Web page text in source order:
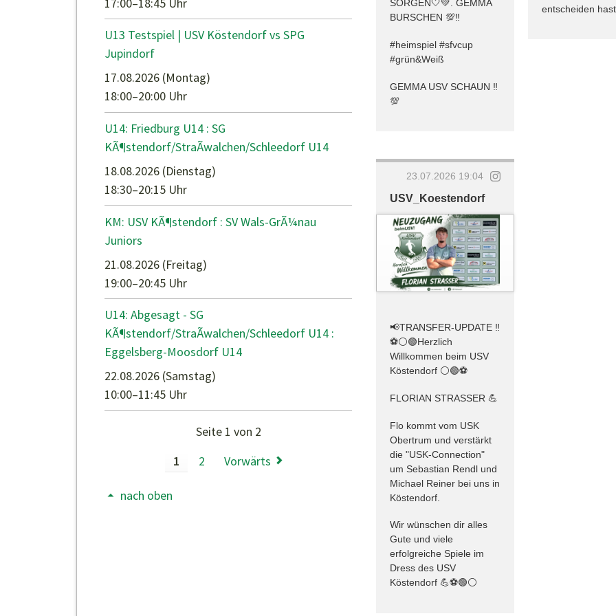
SORGEN🤍💚. GEMMA
BURSCHEN 💯‼️
#heimspiel #sfvcup
#grün&Weiß
GEMMA USV SCHAUN ‼️
💯
entscheiden
23.07.2026 19:04
USV_Koestendorf
📢TRANSFER-UPDATE ‼️
⚽️⚪️🟢Herzlich
Willkommen beim USV
Köstendorf ⚪️🟢⚽️
FLORIAN STRASSER 💪
Flo kommt vom USK
Obertrum und verstärkt
die "USK-Connection"
um Sebastian Rendl und
Michael Reiner bei uns in
Köstendorf.
Wir wünschen dir alles
Gute und viele
erfolgreiche Spiele im
Dress des USV
Köstendorf 💪⚽️🟢⚪️
U13 Testspiel | USV Köstendorf vs SPG
Jupindorf
17.08.2026 (Montag)
18:00–20:00 Uhr
U14: Friedburg U14 : SG
KÃ¶stendorf/StraÃwalchen/Schleedorf U14
18.08.2026 (Dienstag)
18:30–20:15 Uhr
KM: USV KÃ¶stendorf : SV Wals-GrÃ¼nau
Juniors
21.08.2026 (Freitag)
19:00–20:45 Uhr
U14: Abgesagt - SG
KÃ¶stendorf/StraÃwalchen/Schleedorf U14 :
Eggelsberg-Moosdorf U14
22.08.2026 (Samstag)
10:00–11:45 Uhr
Seite 1 von 2
1
2 Vorwärts
nach oben